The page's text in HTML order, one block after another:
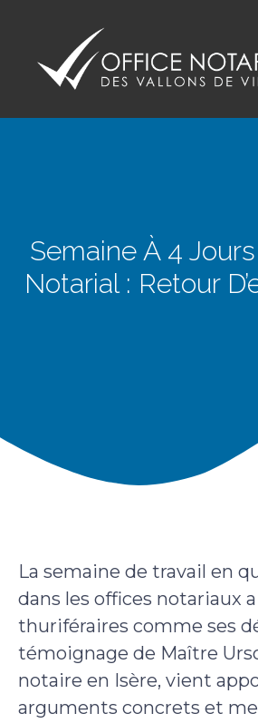
Semaine À 4
Notarial : Retour
La semaine de travail en
dans les offices notariaux a
thuriféraires comme ses
témoignage de Maître
notaire en Isère, vient
arguments concrets et